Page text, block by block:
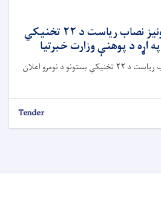
د پوهنې وزارت د ښوونیز نصاب ریاست د ۲۲ تخنیکي
اړه د پوهنې وزارت خبرتیا
د پوهنې وزارت د ښوونیز نصاب ریاست د ۲۲ تخنیکي بستونو د نومرو اعلان
Tender